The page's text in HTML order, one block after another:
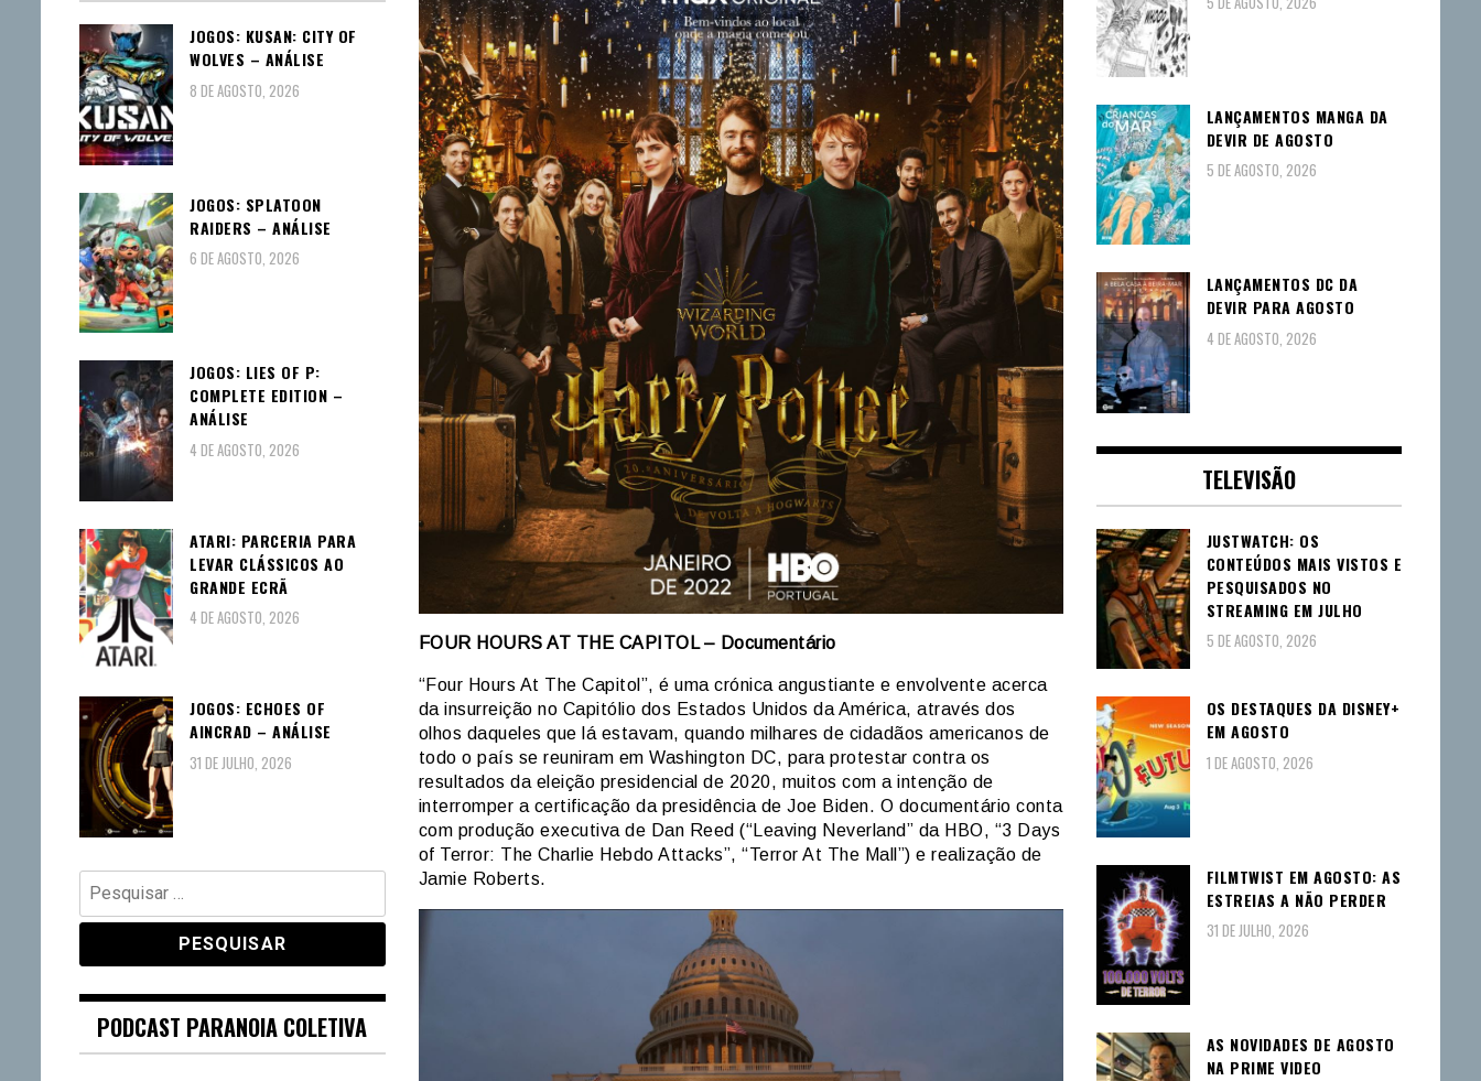
FOUR HOURS AT THE CAPITOL – Documentário
“Four Hours At The Capitol”, é uma crónica angustiante e envolvente acerca
da insurreição no Capitólio dos Estados Unidos da América, através dos
olhos daqueles que lá estavam, quando milhares de cidadãos americanos de
todo o país se reuniram em Washington DC, para protestar contra os
resultados da eleição presidencial de 2020, muitos com a intenção de
interromper a certificação da presidência de Joe Biden. O documentário conta
com produção executiva de Dan Reed (“Leaving Neverland” da HBO, “3 Days
of Terror: The Charlie Hebdo Attacks”, “Terror At The Mall”) e realização de
Jamie Roberts.
JOGOS: KUSAN: CITY OF
WOLVES – ANÁLISE
8 DE AGOSTO, 2026
JOGOS: SPLATOON
RAIDERS – ANÁLISE
6 DE AGOSTO, 2026
JOGOS: LIES OF P:
COMPLETE EDITION –
ANÁLISE
4 DE AGOSTO, 2026
ATARI: PARCERIA PARA
LEVAR CLÁSSICOS AO
GRANDE ECRÃ
4 DE AGOSTO, 2026
JOGOS: ECHOES OF
AINCRAD – ANÁLISE
31 DE JULHO, 2026
Pesquisar
por:
PODCAST PARANOIA COLETIVA
LANÇAMENTOS MANGA DA
DEVIR DE AGOSTO
5 DE AGOSTO, 2026
LANÇAMENTOS DC DA
DEVIR PARA AGOSTO
4 DE AGOSTO, 2026
TELEVISÃO
JUSTWATCH: OS
CONTEÚDOS MAIS VISTOS E
PESQUISADOS NO
STREAMING EM JULHO
5 DE AGOSTO, 2026
OS DESTAQUES DA DISNEY+
EM AGOSTO
1 DE AGOSTO, 2026
FILMTWIST EM AGOSTO: AS
ESTREIAS A NÃO PERDER
31 DE JULHO, 2026
AS NOVIDADES DE AGOSTO
NA PRIME VIDEO